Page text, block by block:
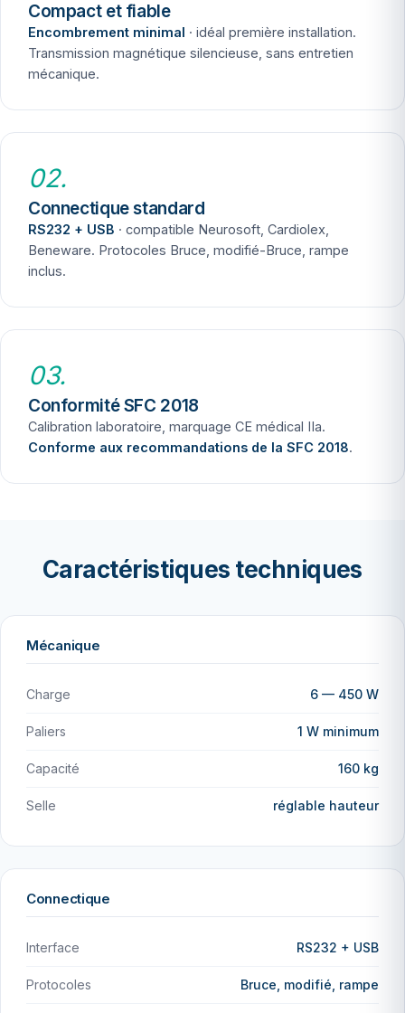
Compact et fiable
Encombrement minimal · idéal première installation.
Transmission magnétique silencieuse, sans entretien
mécanique.
02.
Connectique standard
RS232 + USB · compatible Neurosoft, Cardiolex,
Beneware. Protocoles Bruce, modifié-Bruce, rampe
inclus.
03.
Conformité SFC 2018
Calibration laboratoire, marquage CE médical IIa.
Conforme aux recommandations de la SFC 2018.
Caractéristiques techniques
Mécanique
Charge 6 — 450 W
Paliers 1 W minimum
Capacité 160 kg
Selle réglable hauteur
Connectique
Interface RS232 + USB
Protocoles Bruce, modifié, rampe